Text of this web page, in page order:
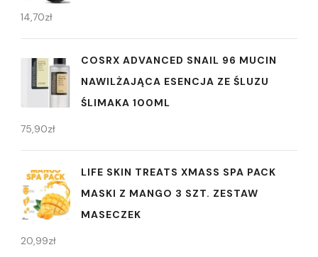
14,70zł
COSRX ADVANCED SNAIL 96 MUCIN
NAWILŻAJĄCA ESENCJA ZE ŚLUZU
ŚLIMAKA 100ML
75,90zł
LIFE SKIN TREATS XMASS SPA PACK
MASKI Z MANGO 3 SZT. ZESTAW
MASECZEK
20,99zł